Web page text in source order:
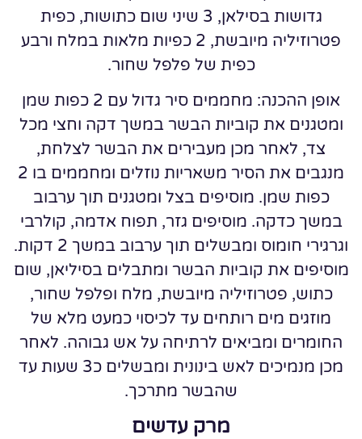
גדושות בסילאן, 3 שיני שום כתושות, כפית
פטרוזיליה מיובשת, 2 כפיות מלאות במלח ורבע
כפית של פלפל שחור.
אופן ההכנה: מחממים סיר גדול עם 2 כפות שמן
ומטגנים את קוביות הבשר במשך דקה וחצי מכל
צד, לאחר מכן מעבירים את הבשר לצלחת,
מנגבים את הסיר משאריות נוזלים ומחממים בו 2
כפות שמן. מוסיפים בצל ומטגנים תוך ערבוב
במשך כדקה. מוסיפים גזר, תפוח אדמה, קולרבי
וגרגירי חומוס ומבשלים תוך ערבוב במשך 2 דקות.
מוסיפים את קוביות הבשר ומתבלים בסיליאן, שום
כתוש, פטרוזיליה מיובשת, מלח ופלפל שחור,
מוזגים מים רותחים עד לכיסוי כמעט מלא של
החומרים ומביאים לרתיחה על אש גבוהה. לאחר
מכן מנמיכים לאש בינונית ומבשלים כ3 שעות עד
שהבשר מתרכך.
מרק עדשים